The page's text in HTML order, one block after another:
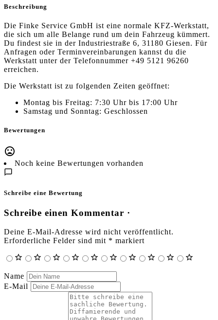
Beschreibung
Die Finke Service GmbH ist eine normale KFZ-Werkstatt,
die sich um alle Belange rund um dein Fahrzeug kümmert.
Du findest sie in der Industriestraße 6, 31180 Giesen. Für
Anfragen oder Terminvereinbarungen kannst du die
Werkstatt unter der Telefonnummer +49 5121 96260
erreichen.
Die Werkstatt ist zu folgenden Zeiten geöffnet:
Montag bis Freitag: 7:30 Uhr bis 17:00 Uhr
Samstag und Sonntag: Geschlossen
Bewertungen
Noch keine Bewertungen vorhanden
Schreibe eine Bewertung
Schreibe einen Kommentar ·
Deine E-Mail-Adresse wird nicht veröffentlicht.
Erforderliche Felder sind mit * markiert
Name
E-Mail